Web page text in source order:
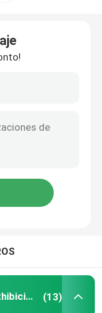
Refrigerador comercial de la exhibición (13)